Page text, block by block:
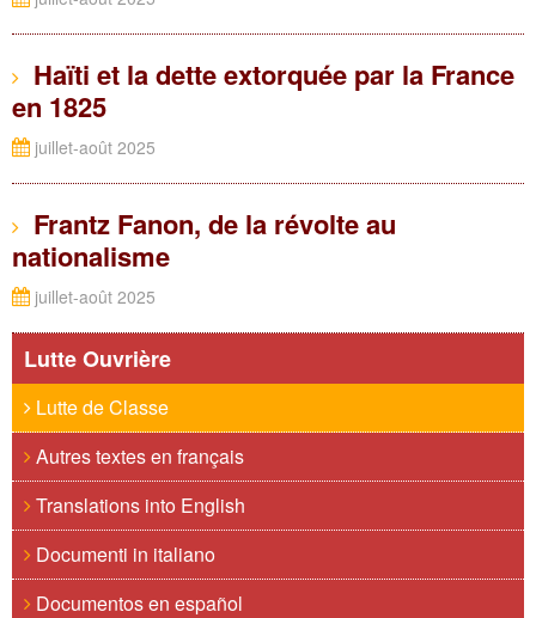
Haïti et la dette extorquée par la France
en 1825
juillet-août 2025
Frantz Fanon, de la révolte au
nationalisme
juillet-août 2025
Lutte Ouvrière
Lutte de Classe
Autres textes en français
Translations into English
Documenti in italiano
Documentos en español